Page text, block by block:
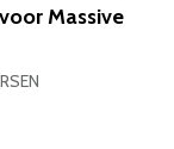
ReallifeMassive